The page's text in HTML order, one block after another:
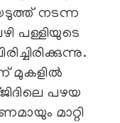
നടന്ന
പള്ളിയുടെ
മുകളില്‍
പഴയ
മാറ്റി